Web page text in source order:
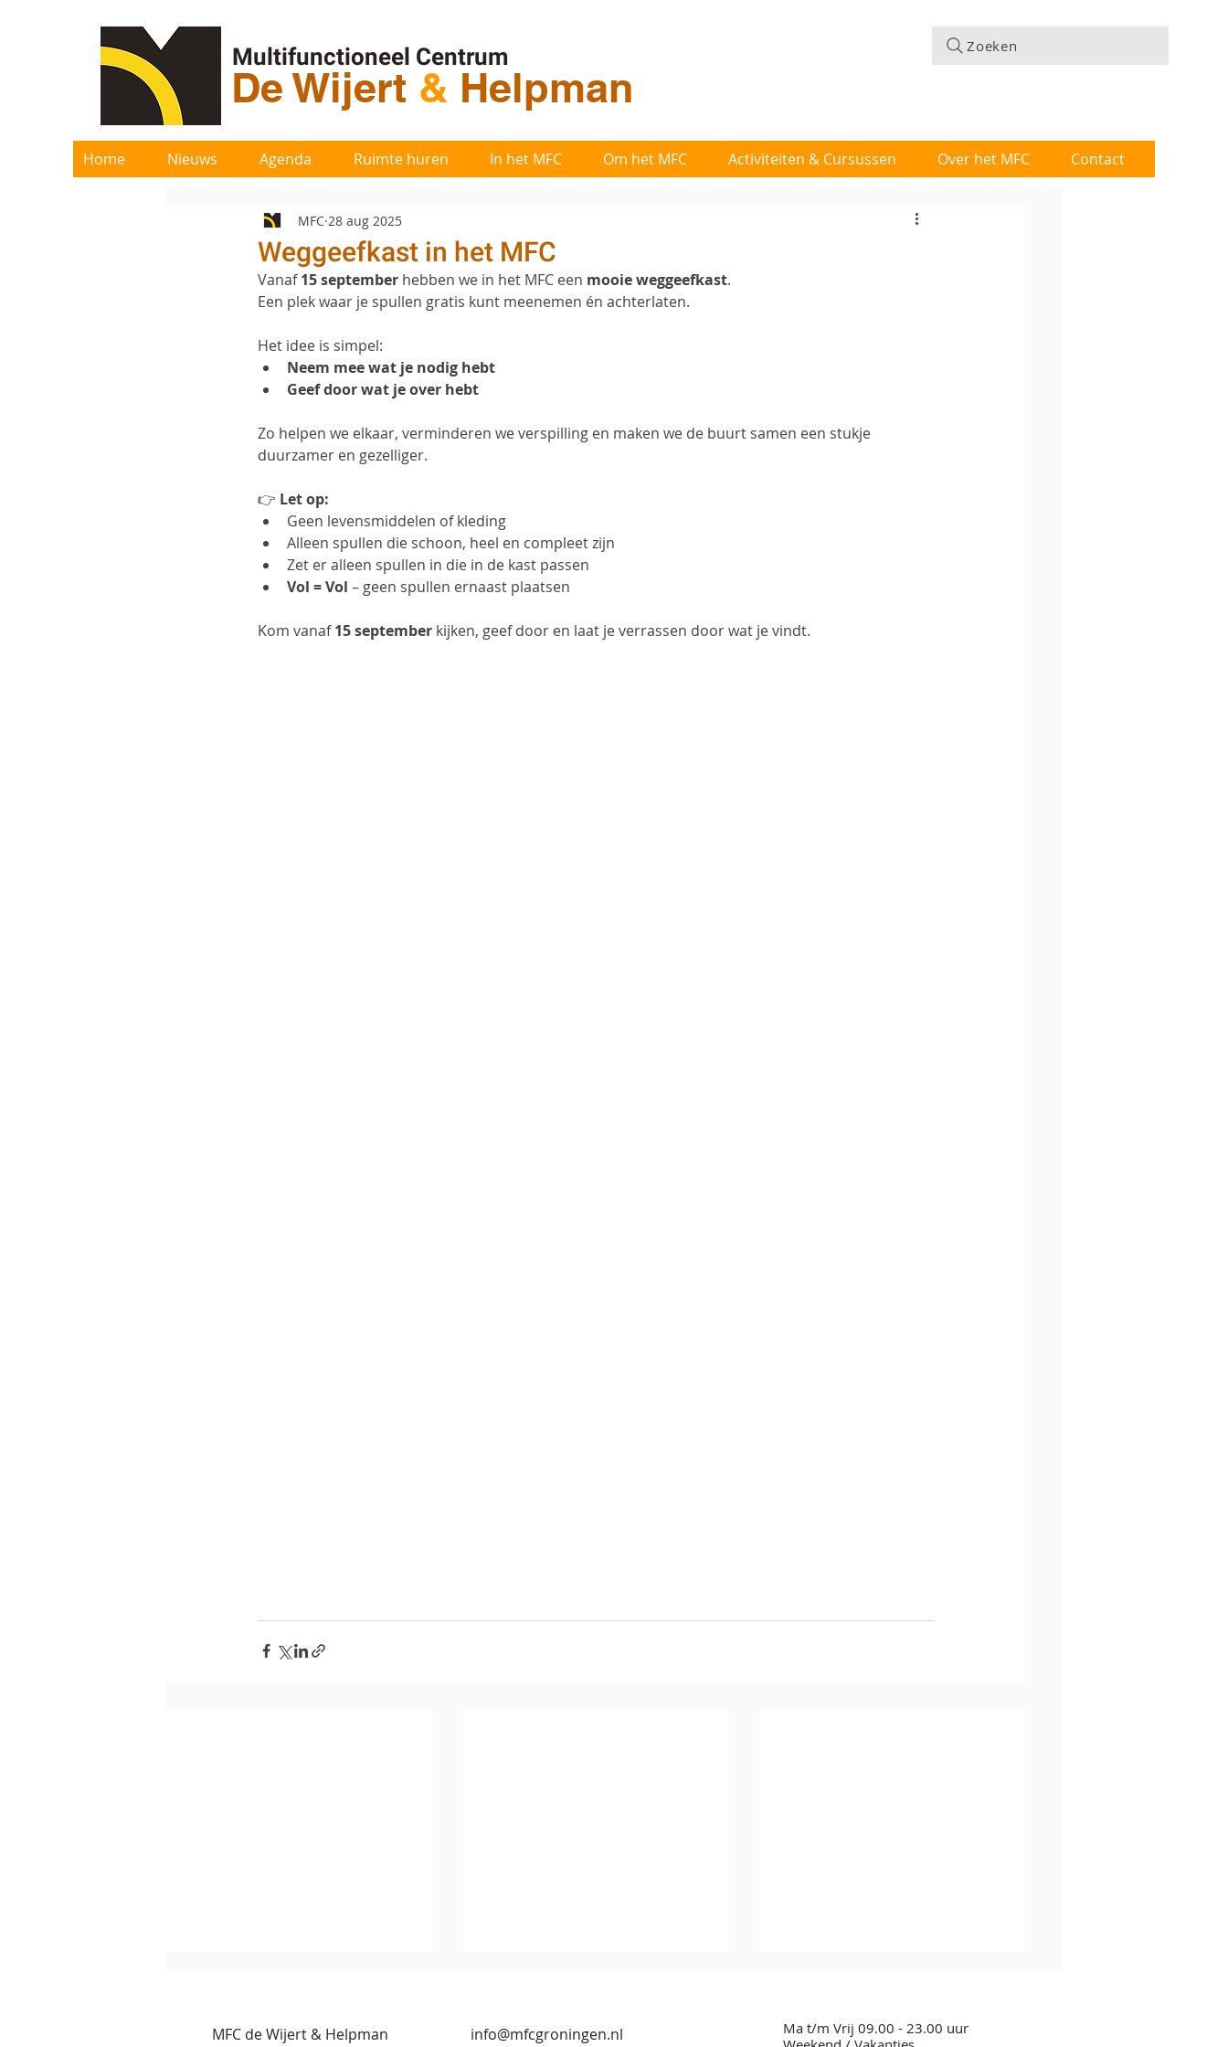
Multifunctioneel Centrum
De Wijert & Helpman
Zoeken
Home Nieuws Agenda Ruimte huren In het MFC Om het MFC Activiteiten & Cursussen Over het MFC Contact
Weggeefkast in het MFC
MFC 28 aug 2025
Vanaf 15 september hebben we in het MFC een mooie weggeefkast.
Een plek waar je spullen gratis kunt meenemen én achterlaten.
Het idee is simpel:
Neem mee wat je nodig hebt
Geef door wat je over hebt
Zo helpen we elkaar, verminderen we verspilling en maken we de buurt samen een stukje
duurzamer en gezelliger.
👉 Let op:
Geen levensmiddelen of kleding
Alleen spullen die schoon, heel en compleet zijn
Zet er alleen spullen in die in de kast passen
Vol = Vol – geen spullen ernaast plaatsen
Kom vanaf 15 september kijken, geef door en laat je verrassen door wat je vindt.
MFC de Wijert & Helpman
info@mfcgroningen.nl
Ma t/m Vrij 09.00 - 23.00 uur